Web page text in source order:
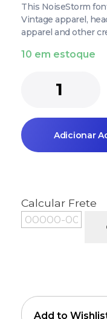
This NoiseStorm
Vintage apparel,
apparel and other
10 em estoque
Adicionar
Calcular Frete
Add to